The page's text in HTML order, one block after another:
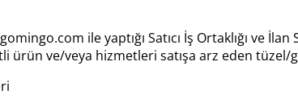
ile yaptığı Satıcı İş Ortaklığı
ürün ve/veya hizmetleri satışa arz eden